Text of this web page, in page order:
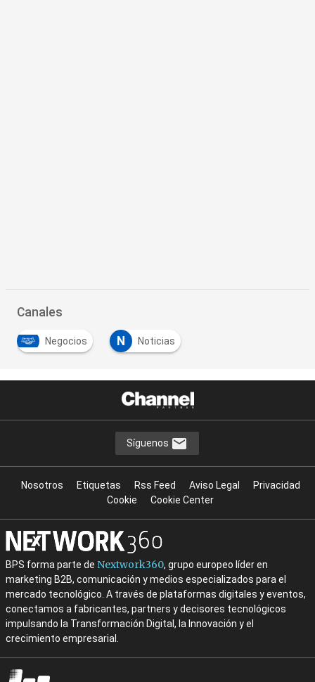
Canales
Negocios N Noticias
Síguenos
Nosotros Etiquetas Rss Feed Aviso Legal
Privacidad
Cookie
Cookie Center
BPS forma parte de Nextwork360, grupo europeo líder en
marketing B2B, comunicación y medios especializados para el
mercado tecnológico. A través de plataformas digitales y eventos,
conectamos a fabricantes, partners y decisores tecnológicos
impulsando la Transformación Digital, la Innovación y el
crecimiento empresarial.